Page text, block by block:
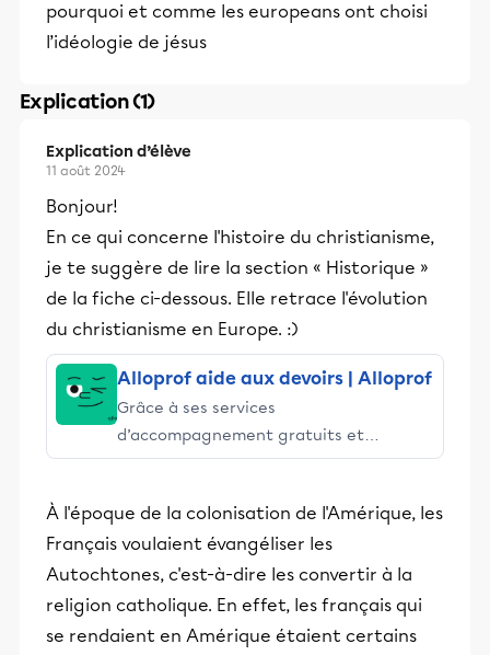
pourquoi et comme les europeans ont choisi
l’idéologie de jésus
Explication (1)
Explication d’élève
11 août 2024
Bonjour!
En ce qui concerne l'histoire du christianisme,
je te suggère de lire la section « Historique »
de la fiche ci-dessous. Elle retrace l'évolution
du christianisme en Europe. :)
Alloprof aide aux devoirs | Alloprof
Grâce à ses services
d’accompagnement gratuits et
stimulants, Alloprof engage les élèves
éducative.
À l'époque de la colonisation de l'Amérique, les
Français voulaient évangéliser les
Autochtones, c'est-à-dire les convertir à la
religion catholique. En effet, les français qui
se rendaient en Amérique étaient certains